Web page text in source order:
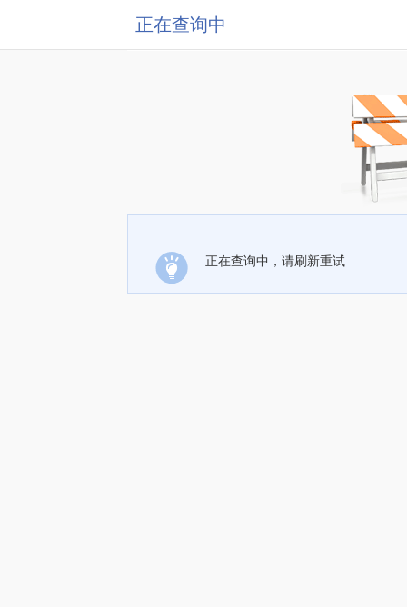
正在查询中
正在查询中，请刷新重试